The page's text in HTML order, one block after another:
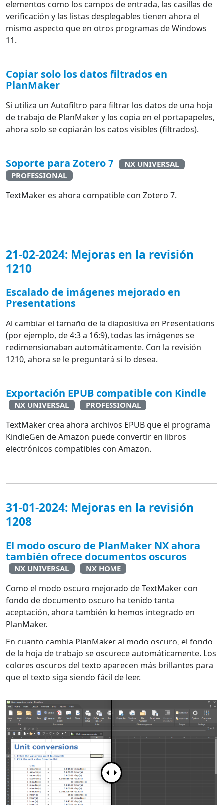
elementos como los campos de entrada, las casillas de
verificación y las listas desplegables tienen ahora el
mismo aspecto que en otros programas de Windows
11.
Copiar solo los datos filtrados en
PlanMaker
Si utiliza un Autofiltro para filtrar los datos de una hoja
de trabajo de PlanMaker y los copia en el portapapeles,
ahora solo se copiarán los datos visibles (filtrados).
Soporte para Zotero 7
NX UNIVERSAL
PROFESSIONAL
TextMaker es ahora compatible con Zotero 7.
21-02-2024: Mejoras en la revisión
1210
Escalado de imágenes mejorado en
Presentations
Al cambiar el tamaño de la diapositiva en Presentations
(por ejemplo, de 4:3 a 16:9), todas las imágenes se
redimensionaban automáticamente. Con la revisión
1210, ahora se le preguntará si lo desea.
Exportación EPUB compatible con Kindle
NX UNIVERSAL PROFESSIONAL
TextMaker crea ahora archivos EPUB que el programa
KindleGen de Amazon puede convertir en libros
electrónicos compatibles con Amazon.
31-01-2024: Mejoras en la revisión
1208
El modo oscuro de PlanMaker NX ahora
también ofrece documentos oscuros
NX UNIVERSAL NX HOME
Como el modo oscuro mejorado de TextMaker con
fondo de documento oscuro ha tenido tanta
aceptación, ahora también lo hemos integrado en
PlanMaker.
En cuanto cambia PlanMaker al modo oscuro, el fondo
de la hoja de trabajo se oscurece automáticamente. Los
colores oscuros del texto aparecen más brillantes para
que el texto siga siendo fácil de leer.